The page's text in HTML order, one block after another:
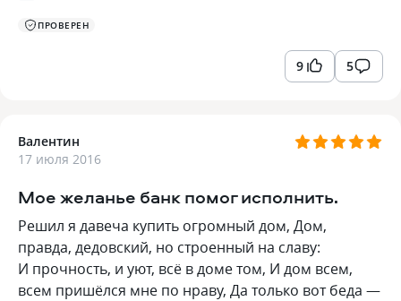
ПРОВЕРЕН
9 5
Валентин
17 июля 2016
Мое желанье банк помог исполнить.
Решил я давеча купить огромный дом, Дом,
правда, дедовский, но строенный на славу:
И прочность, и уют, всё в доме том, И дом всем,
всем пришёлся мне по нраву, Да только вот беда —